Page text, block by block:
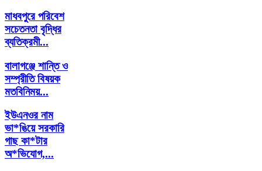
মাধবপুরে পরিবেশ
সচেতনতা বৃদ্ধির
ব্যতিক্রমী...
বালাগঞ্জে শান্তি ও
সম্প্রীতি বিষয়ক
মতবিনিময়...
ইউএনওর নাম
ভা*ঙিয়ে সরকারি
গাছ কা*টার
অ*ভিযোগ,...